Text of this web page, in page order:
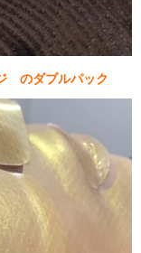
のダブルパック